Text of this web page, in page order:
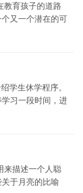
教育孩子的道路
又一个潜在的可
学生休学程序。
习一段时间，进
来描述一个人聪
于月亮的比喻